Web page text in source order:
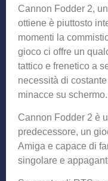
Cannon Fodder 2,
ottiene è piuttosto
momenti la
gioco ci offre un
tattico e frenetico a
necessità di
minacce su schermo.
Cannon Fodder 2 è
predecessore, un
Amiga e capace di
singolare e